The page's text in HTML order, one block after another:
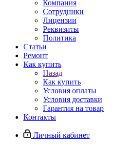
Компания
Сотрудники
Лицензии
Реквизиты
Политика
Статьи
Ремонт
Как купить
Назад
Как купить
Условия оплаты
Условия доставки
Гарантия на товар
Контакты
Личный кабинет